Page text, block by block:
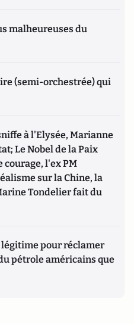
malheureuses du
(semi-orchestrée) qui
à l'Elysée, Marianne
Le Nobel de la Paix
courage, l'ex PM
sur la Chine, la
Tondelier fait du
pour réclamer
pétrole américains que